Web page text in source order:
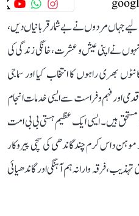
جہاں مردوں نے بے شمار قربانیاں دیں،
نے اپنی عیش و عشرت، خانگی زندگی کی
بھری راہوں کا انتخاب کیا اور سماجی
اور فہم و فراست سے ایسی خدمات انجام
ہیں۔ ایسی ایک عظیم ہستی بی بی امت
موہن داس کرم چند گاندھی کی سچی پیروکار
فرقہ وارانہ ہم آہنگی اور گاندھیائی